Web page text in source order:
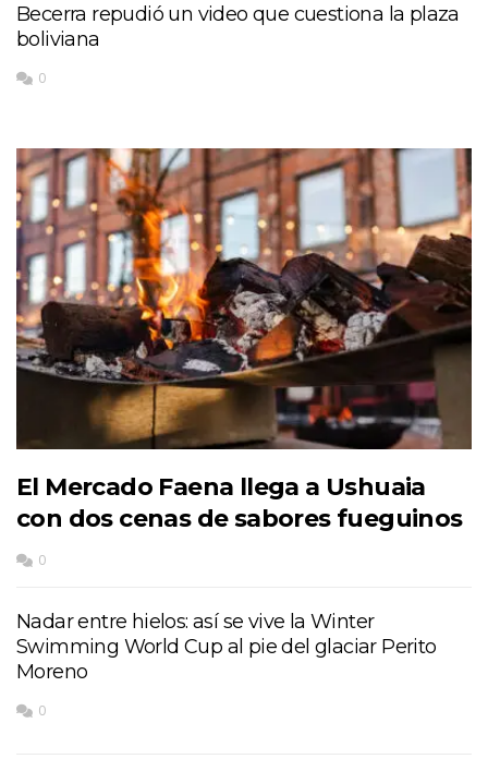
Becerra repudió un video que cuestiona la plaza
boliviana
0
El Mercado Faena llega a Ushuaia
con dos cenas de sabores fueguinos
0
Nadar entre hielos: así se vive la Winter
Swimming World Cup al pie del glaciar Perito
Moreno
0